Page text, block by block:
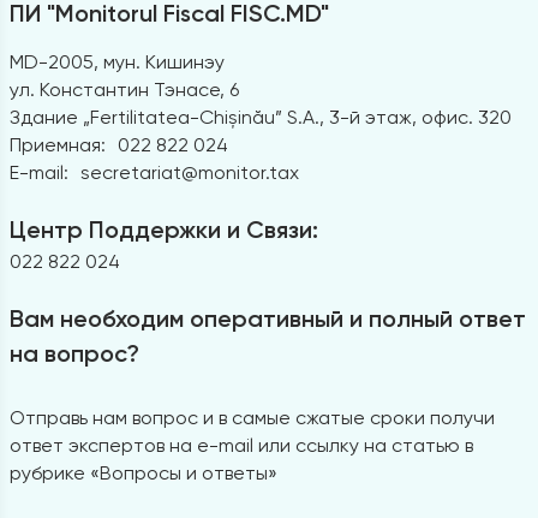
ПИ "Monitorul Fiscal FISC.MD"
MD-2005, мун. Кишинэу
ул. Константин Тэнасе, 6
Здание „Fertilitatea-Chișinău” S.A., 3-й этаж, офис. 320
Приемная:
022 822 024
E-mail: secretariat@monitor.tax
Центр Поддержки и Связи:
022 822 024
Вам необходим оперативный и полный ответ
на вопрос?
Отправь нам вопрос и в самые сжатые сроки получи
ответ экспертов на e-mail или ссылку на статью в
рубрике «Вопросы и ответы»